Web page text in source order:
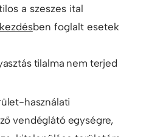
a szeszes ital
ben foglalt esetek
tilalma nem terjed
használati
vendéglátó egységre,